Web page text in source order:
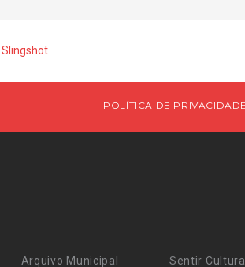
Slingshot
POLÍTICA DE PRIVACIDADE
Arquivo Municipal Sentir Cultura